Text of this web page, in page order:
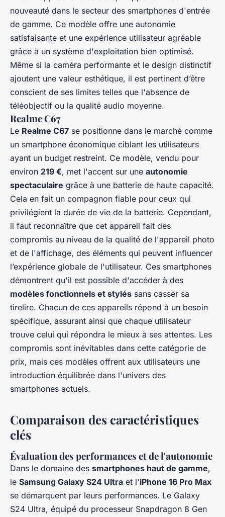
nouveauté dans le secteur des smartphones d'entrée
de gamme. Ce modèle offre une autonomie
satisfaisante et une expérience utilisateur agréable
grâce à un système d'exploitation bien optimisé.
Même si la caméra performante et le design distinctif
ajoutent une valeur esthétique, il est pertinent d’être
conscient de ses limites telles que l'absence de
téléobjectif ou la qualité audio moyenne.
Realme C67
Le Realme C67 se positionne dans le marché comme
un smartphone économique ciblant les utilisateurs
ayant un budget restreint. Ce modèle, vendu pour
environ 219 €, met l'accent sur une autonomie
spectaculaire grâce à une batterie de haute capacité.
Cela en fait un compagnon fiable pour ceux qui
privilégient la durée de vie de la batterie. Cependant,
il faut reconnaître que cet appareil fait des
compromis au niveau de la qualité de l'appareil photo
et de l'affichage, des éléments qui peuvent influencer
l’expérience globale de l'utilisateur. Ces smartphones
démontrent qu'il est possible d'accéder à des
modèles fonctionnels et stylés sans casser sa
tirelire. Chacun de ces appareils répond à un besoin
spécifique, assurant ainsi que chaque utilisateur
trouve celui qui répondra le mieux à ses attentes. Les
compromis sont inévitables dans cette catégorie de
prix, mais ces modèles offrent aux utilisateurs une
introduction équilibrée dans l'univers des
smartphones actuels.
Comparaison des caractéristiques
clés
Évaluation des performances et de l'autonomie
Dans le domaine des smartphones haut de gamme,
le Samsung Galaxy S24 Ultra et l'iPhone 16 Pro Max
se démarquent par leurs performances. Le Galaxy
S24 Ultra, équipé du processeur Snapdragon 8 Gen